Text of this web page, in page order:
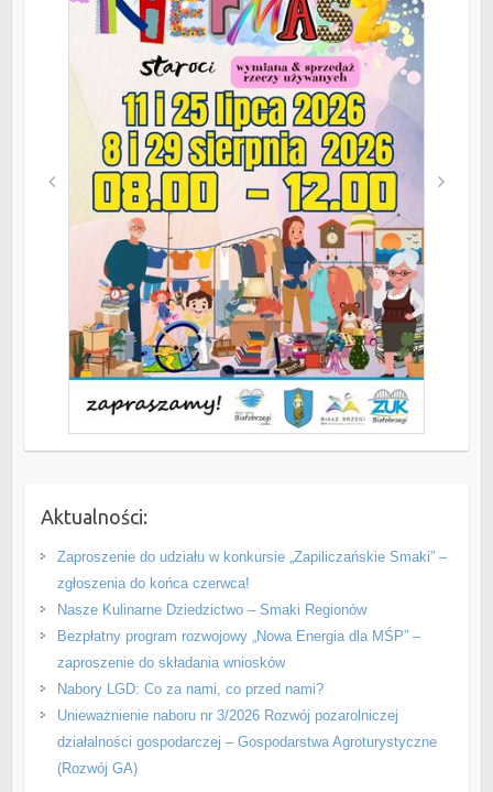
Aktualności:
Zaproszenie do udziału w konkursie „Zapiliczańskie Smaki” –
zgłoszenia do końca czerwca!
Nasze Kulinarne Dziedzictwo – Smaki Regionów
Bezpłatny program rozwojowy „Nowa Energia dla MŚP” –
zaproszenie do składania wniosków
Nabory LGD: Co za nami, co przed nami?
Unieważnienie naboru nr 3/2026 Rozwój pozarolniczej
działalności gospodarczej – Gospodarstwa Agroturystyczne
(Rozwój GA)